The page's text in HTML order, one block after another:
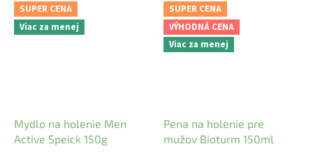
SUPER CENA
Viac za menej
Mydlo na holenie Men
Active Speick 150g
SUPER CENA
VÝHODNÁ CENA
Viac za menej
Pena na holenie pre
mužov Bioturm 150ml